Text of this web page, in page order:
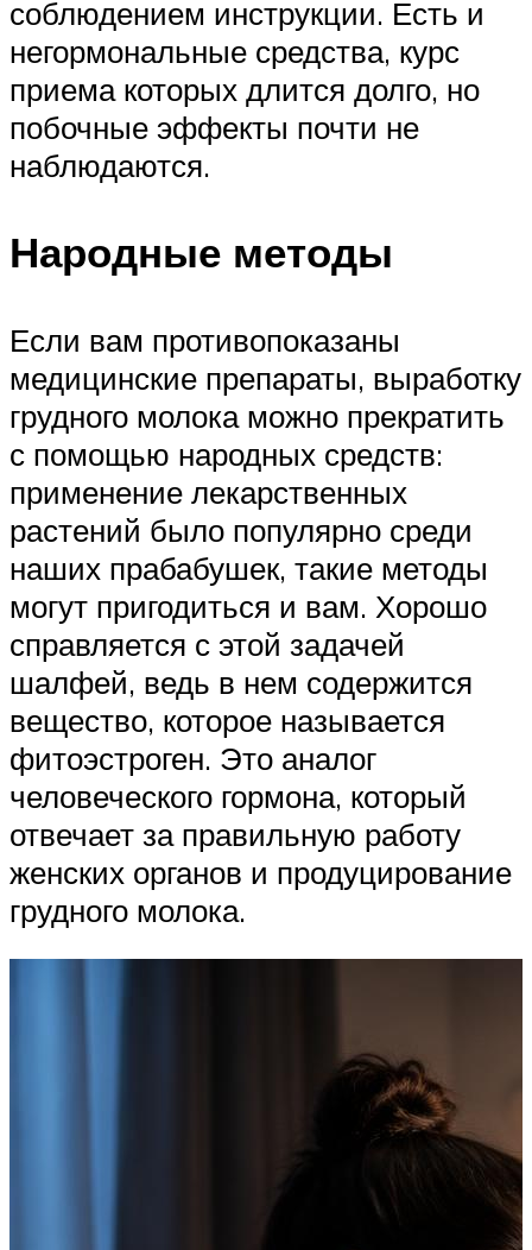
соблюдением инструкции. Есть и
негормональные средства, курс
приема которых длится долго, но
побочные эффекты почти не
наблюдаются.
Народные методы
Если вам противопоказаны
медицинские препараты, выработку
грудного молока можно прекратить
с помощью народных средств:
применение лекарственных
растений было популярно среди
наших прабабушек, такие методы
могут пригодиться и вам. Хорошо
справляется с этой задачей
шалфей, ведь в нем содержится
вещество, которое называется
фитоэстроген. Это аналог
человеческого гормона, который
отвечает за правильную работу
женских органов и продуцирование
грудного молока.